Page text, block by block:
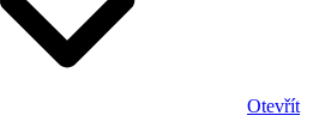
Otevřít